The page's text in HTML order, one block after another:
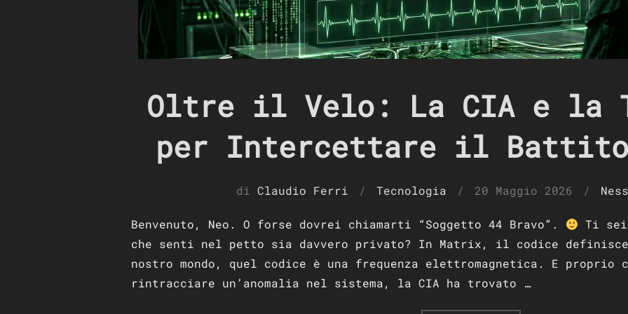
Oltre il Velo: La CIA e la
per Intercettare il Battito
di Claudio Ferri Tecnologia
Pubblicato
20 Maggio 2026
Benvenuto, Neo. O forse dovrei chiamarti “Soggetto 44 Bravo”.
Ti
che senti nel petto sia davvero privato? In Matrix, il codice
nostro mondo, quel codice è una frequenza elettromagnetica. E proprio
rintracciare un’anomalia nel sistema, la CIA ha trovato …